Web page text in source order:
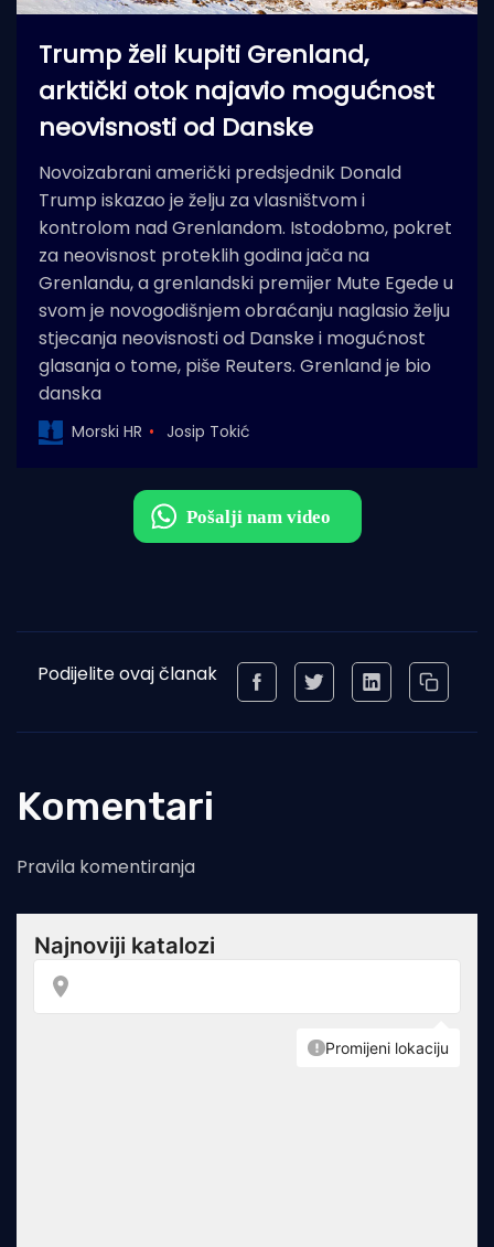
Trump želi kupiti Grenland,
arktički otok najavio mogućnost
neovisnosti od Danske
Novoizabrani američki predsjednik Donald
Trump iskazao je želju za vlasništvom i
kontrolom nad Grenlandom. Istodobmo, pokret
za neovisnost proteklih godina jača na
Grenlandu, a grenlandski premijer Mute Egede u
svom je novogodišnjem obraćanju naglasio želju
stjecanja neovisnosti od Danske i mogućnost
glasanja o tome, piše Reuters. Grenland je bio
danska
Morski HR Josip Tokić
Podijelite ovaj članak
Komentari
Pravila komentiranja